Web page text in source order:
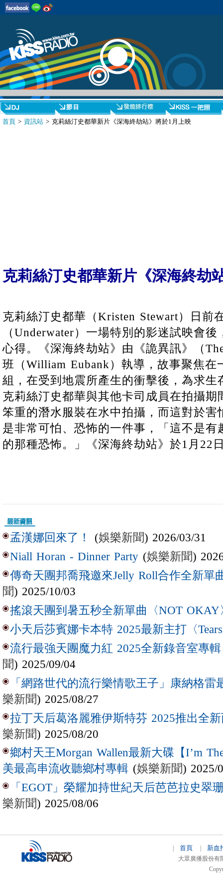
首頁 > 資訊站 > 克莉絲汀史都華新片《深海終劫站》將於1月上映
克莉絲汀史都華新片《深海終劫
克莉絲汀史都華（Kristen Stewart）日前
（Underwater）一場特別的影迷試映會
心得。《深海終劫站》由《詭異訊》（
班（William Eubank）執導，故事聚焦在
組，在受到地震所產生的衝擊後，為求生
克莉絲汀史都華與其他卡司成員在拍攝
笨重的潛水服裝在水中拍攝，而這對於害
是非常可怕、恐怖的一件事，「這不是
的那種恐怖。」《深海終劫站》於1月22
孟漢娜回來了！ (娛樂新聞) 2026/03/31
Niall Horan - Dinner Party (娛樂新聞)
傳奇天團邦喬飛邀來Jelly Roll合作全新單
聞) 2025/10/03
搖滾天團到暑五秒全新單曲〈NOT OKAY
小天后莎賓娜卡本特 2025最新主打〈
流行最強天團魔力紅 2025全新錄音室專
聞) 2025/09/04
「網路世代的流行樂情歌王子」康納格雷
樂新聞) 2025/08/27
拉丁天后葛洛麗雅伊斯特芬 2025推出全新
樂新聞) 2025/08/20
鄉村天王Morgan Wallen最新大碟【I’m
美最高串流收聽鄉村專輯 (娛樂新聞) 2025/
「EGOT」榮耀加持世紀天后芭芭拉史翠
樂新聞) 2025/08/06
首頁 新血
大眾廣播股份有